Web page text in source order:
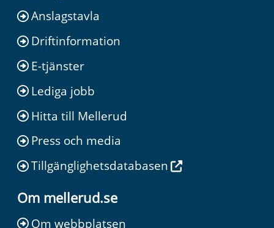
Anslagstavla
Driftinformation
E-tjänster
Lediga jobb
Hitta till Mellerud
Press och media
Tillgänglighetsdatabasen
Om mellerud.se
Om webbplatsen